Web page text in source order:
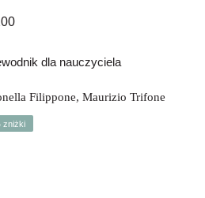
C2 przewodnik dla
dla nauczyciela
Filippone, Maurizio Trifone
zniżki